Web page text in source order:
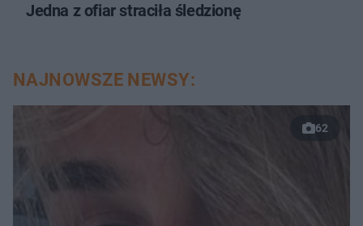
Jedna z ofiar straciła śledzionę
NAJNOWSZE NEWSY:
62